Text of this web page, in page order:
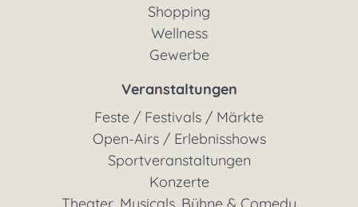
Shopping
Wellness
Gewerbe
Veranstaltungen
Feste / Festivals / Märkte
Open-Airs / Erlebnisshows
Sportveranstaltungen
Konzerte